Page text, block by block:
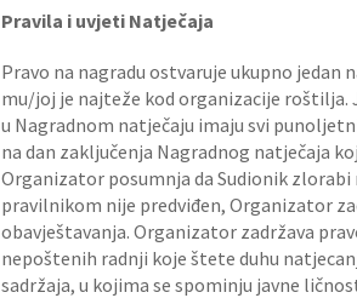
Pravila i uvjeti Natječaja
Pravo na nagradu ostvaruje ukupno
mu/joj je najteže kod organizacije roštilja.
u Nagradnom natječaju imaju svi
na dan zaključenja Nagradnog natječaja
Organizator posumnja da Sudionik
pravilnikom nije predviđen, Organizator
obavještavanja. Organizator zadržava
nepoštenih radnji koje štete duhu
sadržaja, u kojima se spominju javne